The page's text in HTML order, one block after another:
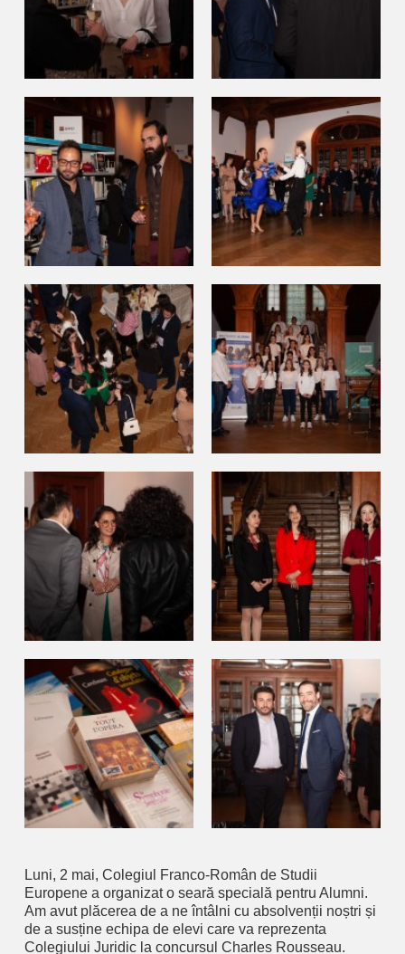
Luni, 2 mai, Colegiul Franco-Român de Studii
Europene a organizat o seară specială pentru Alumni.
Am avut plăcerea de a ne întâlni cu absolvenții noștri și
de a susține echipa de elevi care va reprezenta
Colegiului Juridic la concursul Charles Rousseau.